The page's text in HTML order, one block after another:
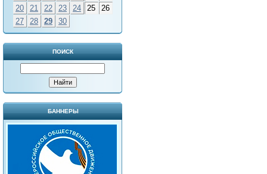
20
21 22 23 24 25
26
27
28 29 30
ПОИСК
БАННЕРЫ